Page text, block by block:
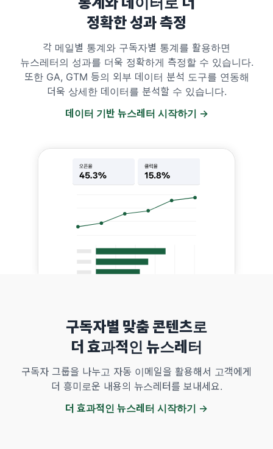
정확한 성과 측정
각 메일별 통계와 구독자별 통계를 활용하면
뉴스레터의 성과를 더욱 정확하게 측정할 수 있습니다.
또한 GA, GTM 등의 외부 데이터 분석 도구를 연동해
더욱 상세한 데이터를 분석할 수 있습니다.
데이터 기반 뉴스레터 시작하기 →
구독자별 맞춤 콘텐츠로
더 효과적인 뉴스레터
구독자 그룹을 나누고 자동 이메일을 활용해서 고객에게
더 흥미로운 내용의 뉴스레터를 보내세요.
더 효과적인 뉴스레터 시작하기 →